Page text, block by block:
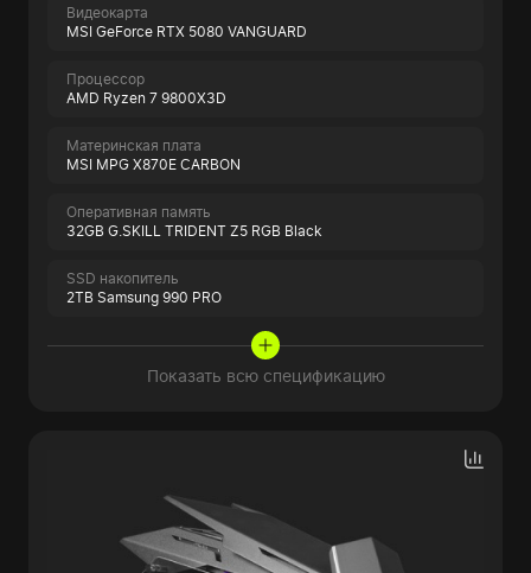
Видеокарта
MSI GeForce RTX 5080 VANGUARD
Процессор
AMD Ryzen 7 9800X3D
Материнская плата
MSI MPG X870E CARBON
Оперативная память
32GB G.SKILL TRIDENT Z5 RGB Black
SSD накопитель
2TB Samsung 990 PRO
Показать всю спецификацию